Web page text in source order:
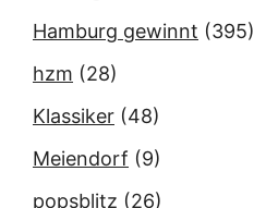
Hamburg gewinnt (395)
hzm (28)
Klassiker (48)
Meiendorf (9)
popsblitz (26)